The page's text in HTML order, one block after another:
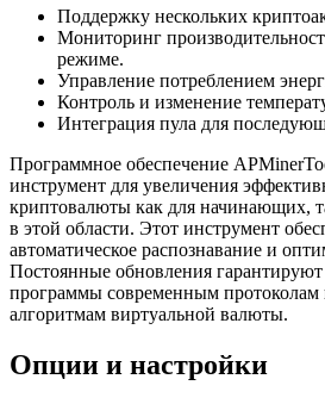
Поддержку нескольких
Мониторинг
режиме.
Управление потреблением
Контроль и изменение
Интеграция пула для
Программное обеспечение
инструмент для увеличения
криптовалюты как для начинающих,
в этой области. Этот инструмент
автоматическое распознавание и
Постоянные обновления гарантируют
программы современным
алгоритмам виртуальной валюты.
Опции и настройки